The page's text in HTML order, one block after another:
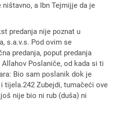
a Ibn Tejmijje da je
predanja nije poznat u
s.a.v.s. Pod ovim se
predanja, poput predanja
Poslaniče, od kada si ti
Bio sam poslanik dok je
tijela.242 Zubejdi, tumačeći ove
nije bio ni rub (duša) ni